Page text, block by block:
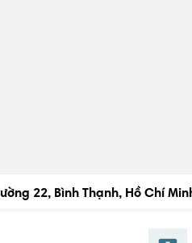
22, Bình Thạnh, Hồ Chí